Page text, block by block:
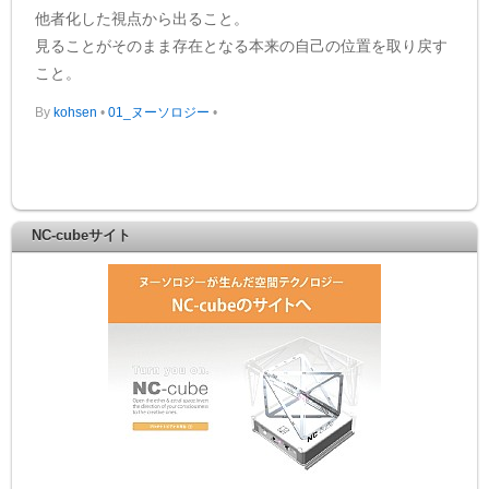
他者化した視点から出ること。
見ることがそのまま存在となる本来の自己の位置を取り戻す
こと。
By kohsen • 01_ヌーソロジー •
NC-cubeサイト